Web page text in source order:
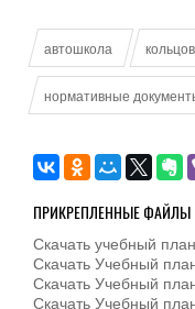
автошкола
нормативные
ПРИКРЕПЛЕННЫЕ ФАЙЛЫ
Скачать учебный
Скачать Учебный
Скачать Учебный
Скачать Учебный